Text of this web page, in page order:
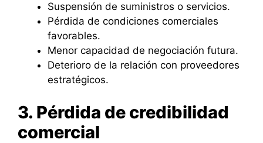
Suspensión de suministros o servicios.
Pérdida de condiciones comerciales
favorables.
Menor capacidad de negociación futura.
Deterioro de la relación con proveedores
estratégicos.
3. Pérdida de credibilidad
comercial